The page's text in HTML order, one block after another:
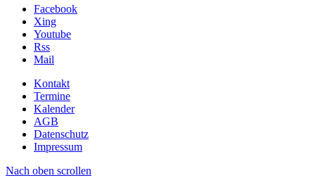
Facebook
Xing
Youtube
Rss
Mail
Kontakt
Termine
Kalender
AGB
Datenschutz
Impressum
Nach oben scrollen